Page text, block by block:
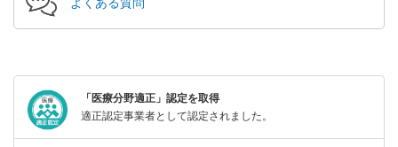
「医療分野適正」認定を取得
適正認定事業者として認定されました。